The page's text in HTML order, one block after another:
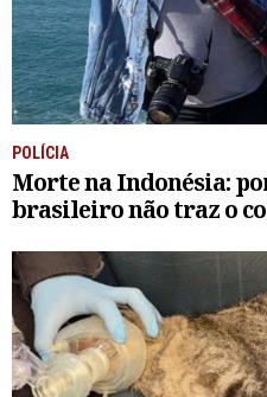
POLÍCIA
Morte na Indonésia:
brasileiro não traz o